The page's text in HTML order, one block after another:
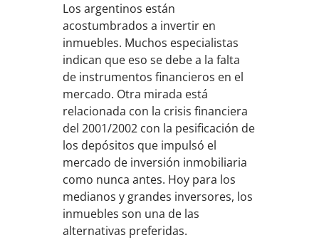
Los argentinos están
acostumbrados a invertir en
inmuebles. Muchos especialistas
indican que eso se debe a la falta
de instrumentos financieros en el
mercado. Otra mirada está
relacionada con la crisis financiera
del 2001/2002 con la pesificación de
los depósitos que impulsó el
mercado de inversión inmobiliaria
como nunca antes. Hoy para los
medianos y grandes inversores, los
inmuebles son una de las
alternativas preferidas.